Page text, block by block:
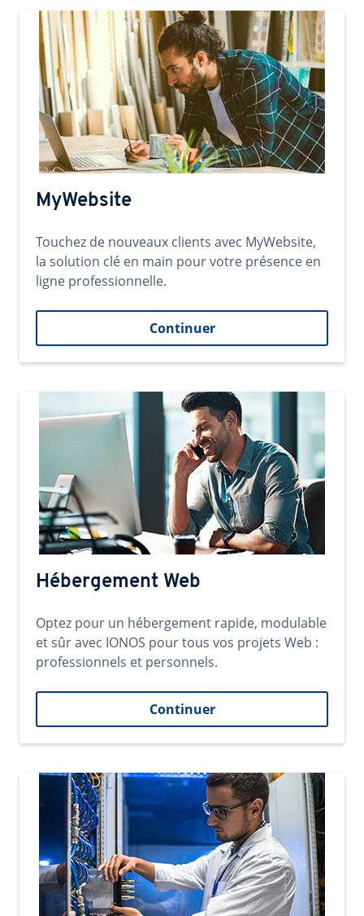
MyWebsite
Touchez de nouveaux clients avec MyWebsite,
la solution clé en main pour votre présence en
ligne professionnelle.
Continuer
Hébergement Web
Optez pour un hébergement rapide, modulable
et sûr avec IONOS pour tous vos projets Web :
professionnels et personnels.
Continuer